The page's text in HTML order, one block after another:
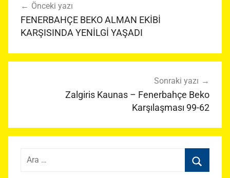
gezinmesi
Önceki yazı
FENERBAHÇE BEKO ALMAN EKİBİ
KARŞISINDA YENİLGİ YAŞADI
Sonraki yazı
Zalgiris Kaunas – Fenerbahçe Beko
Karşılaşması 99-62
Arama: